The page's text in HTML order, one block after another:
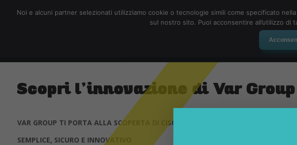
Social
Scopri l’innovazione di Var
VAR GROUP TI PORTA ALLA SCOPERTA DI CISCO MERAKI:
SEMPLICE, SICURO E INNOVATIVO
Noi e alcuni partner selezionati utilizziamo cookie o tecnologie simili come specificato
sul nostro sito. Puoi acconsentire all’utilizzo